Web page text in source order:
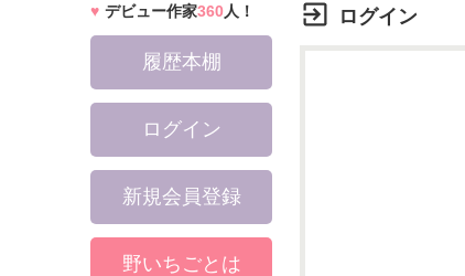
ログイン
デビュー作家360人！
履歴本棚
ログイン
新規会員登録
野いちごとは